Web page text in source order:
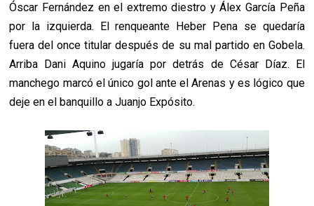
Óscar Fernández en el extremo diestro y Álex García Peña
por la izquierda. El renqueante Heber Pena se quedaría
fuera del once titular después de su mal partido en Gobela.
Arriba Dani Aquino jugaría por detrás de César Díaz. El
manchego marcó el único gol ante el Arenas y es lógico que
deje en el banquillo a Juanjo Expósito.